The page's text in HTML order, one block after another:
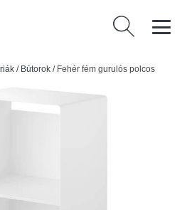
Keresés:
/ Bútorok / Fehér fém gurulós polcos
– YAMAZAKI